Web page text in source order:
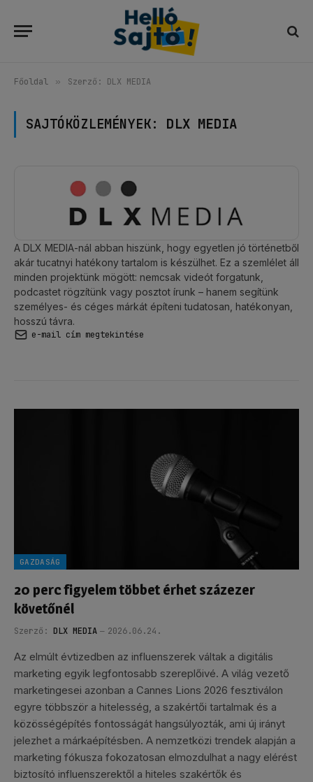
Főoldal » Szerző: DLX MEDIA
SAJTÓKÖZLEMÉNYEK: DLX MEDIA
A DLX MEDIA-nál abban hiszünk, hogy egyetlen jó történetből
akár tucatnyi hatékony tartalom is készülhet. Ez a szemlélet áll
minden projektünk mögött: nemcsak videót forgatunk,
podcastet rögzítünk vagy posztot írunk – hanem segítünk
személyes- és céges márkát építeni tudatosan, hatékonyan,
hosszú távra.
e-mail cím megtekintése
GAZDASÁG
20 perc figyelem többet érhet százezer
követőnél
Szerző: DLX MEDIA 2026.06.24.
Az elmúlt évtizedben az influenszerek váltak a digitális
marketing egyik legfontosabb szereplőivé. A világ vezető
marketingesei azonban a Cannes Lions 2026 fesztiválon
egyre többször a hitelesség, a szakértői tartalmak és a
közösségépítés fontosságát hangsúlyozták, ami új irányt
jelezhet a márkaépítésben. A nemzetközi trendek alapján a
marketing fókusza fokozatosan elmozdulhat a nagy elérést
biztosító influenszerektől a hiteles szakértők és